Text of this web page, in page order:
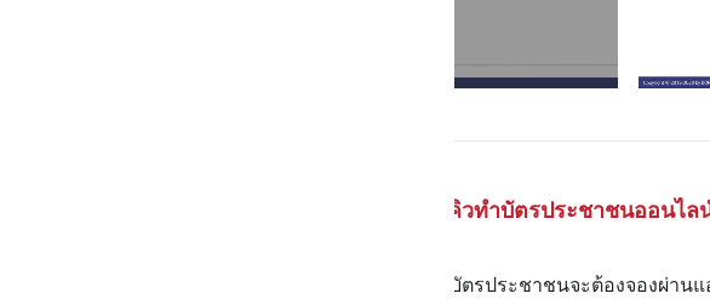
การจองคิวทำบัตรประชาชนออนไ
สำหรับชาวกรุงที่ต้องการจองคิวทำบัตรประชาชนจะต้องจองผ่าน